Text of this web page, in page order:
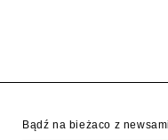
Bądź na bieżaco z